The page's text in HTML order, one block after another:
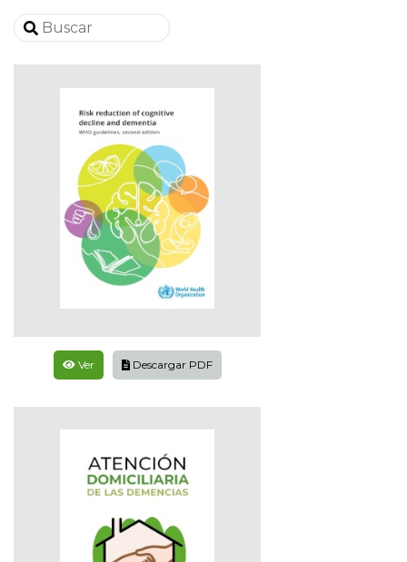
Ver Descargar PDF